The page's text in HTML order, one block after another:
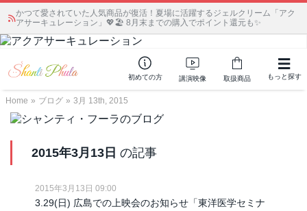
かつて愛されていた人気商品が復活！夏場に活躍するジェルクリーム「アク
アサーキュレーション」💖🏖️ 8月末までの購入でポイント還元も✨
初めての方 講演映像 取扱商品 もっと探す
Home » ブログ » 3月 13th, 2015
2015年3月13日 の記事
2015年3月13日 09:00
3.29(日) 広島での上映会のお知らせ「東洋医学セミナ